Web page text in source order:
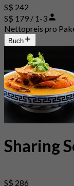
S$ 242
S$ 179 / 1-3
Nettopreis pro
Buch
Sharing
S$ 286